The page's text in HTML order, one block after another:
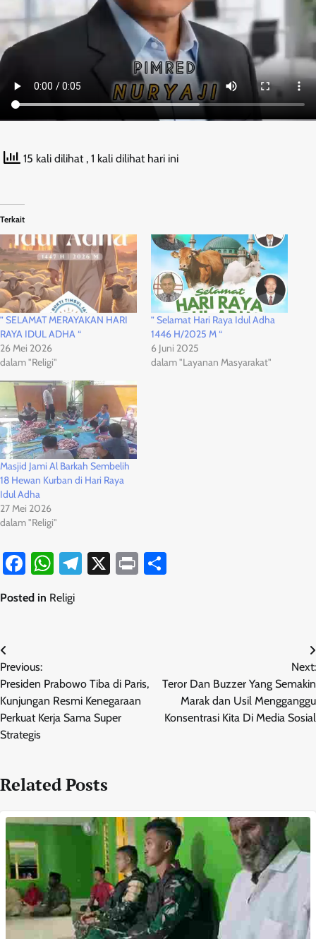
15 kali dilihat , 1 kali dilihat hari ini
Terkait
” SELAMAT MERAYAKAN HARI
RAYA IDUL ADHA “
26 Mei 2026
dalam "Religi"
” Selamat Hari Raya Idul Adha
1446 H/2025 M “
6 Juni 2025
dalam "Layanan Masyarakat"
Masjid Jami Al Barkah Sembelih
18 Hewan Kurban di Hari Raya
Idul Adha
27 Mei 2026
dalam "Religi"
Facebook
WhatsApp
Telegram
X Print
Posted in Religi
Navigasi
pos
Previous:
Presiden Prabowo Tiba di Paris,
Kunjungan Resmi Kenegaraan
Perkuat Kerja Sama Super
Strategis
Next:
Teror Dan Buzzer Yang Semakin
Marak dan Usil Mengganggu
Konsentrasi Kita Di Media Sosial
Related Posts